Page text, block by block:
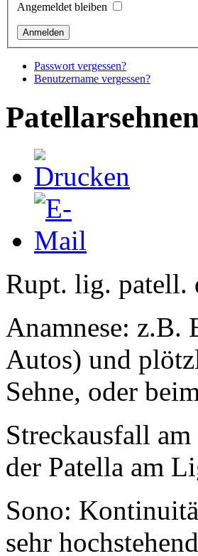
Angemeldet bleiben
Passwort vergessen?
Benutzername vergessen?
Rupt. lig. patell.
Anamnese: z.B.
Autos) und
Sehne, oder
Streckausfall
der Patella am
Sono:
sehr